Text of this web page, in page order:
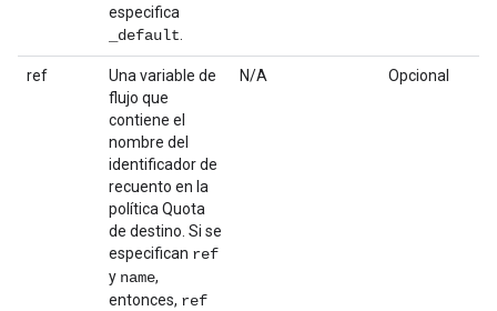
especifica
_default
ref
Una variable de
flujo que
contiene el
nombre del
identificador de
recuento en la
política Quota
de destino. Si se
especifican ref
y name,
entonces, ref
N/A Opcional